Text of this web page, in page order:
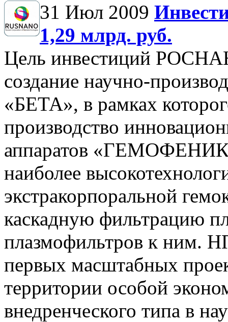
31 Июл 2009
1,29 млрд. руб.
Цель инвестиций
создание научно-
«БЕТА», в рамках
производство
аппаратов
наиболее
экстракорпоральной
каскадную фильтрацию
плазмофильтров к ним.
первых масштабных
территории особой
внедренческого типа в